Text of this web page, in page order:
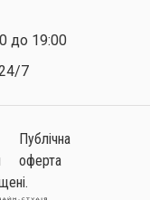
до 19:00
7
Публічна
оферта